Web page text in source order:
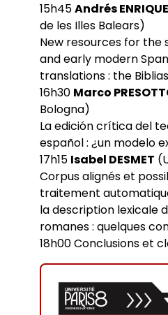
15h45Andrés
de les Illes Balears)
New resources for the
and early modern
translations : the
16h30 Marco
Bologna)
La edición crítica del
español : ¿un modelo
17h15 Isabel DESMET
Corpus alignés et
traitement
la description lexicale
romanes : quelques
18h00 Conclusions et